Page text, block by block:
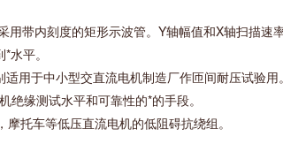
带内刻度的矩形示波管。Y轴幅值和X轴扫描速
平。
用于中小型交直流电机制造厂作匝间耐压试验
缘测试水平和可靠性的*的手段。
托车等低压直流电机的低阻碍抗绕组。